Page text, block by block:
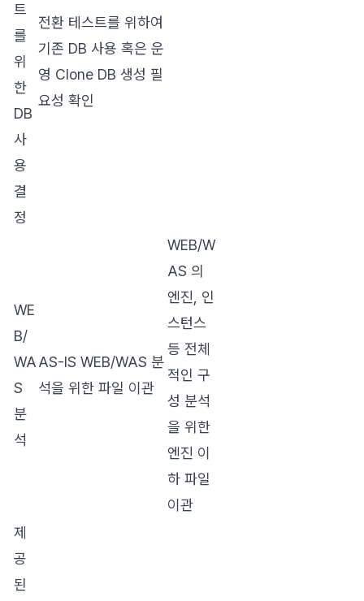
트
를
위
한
DB
사
용
결
정
전환 테스트를 위하여
기존 DB 사용 혹은 운
영 Clone DB 생성 필
요성 확인
WE
B/
WA
S
분
석
AS-IS WEB/WAS 분
석을 위한 파일 이관
WEB/W
AS 의
엔진, 인
스턴스
등 전체
적인 구
성 분석
을 위한
엔진 이
하 파일
이관
제
공
된